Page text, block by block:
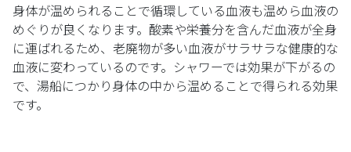
身体が温められることで循環している血液も温めら血液の
めぐりが良くなります。酸素や栄養分を含んだ血液が全身
に運ばれるため、老廃物が多い血液がサラサラな健康的な
血液に変わっているのです。シャワーでは効果が下がるの
で、湯船につかり身体の中から温めることで得られる効果
です。